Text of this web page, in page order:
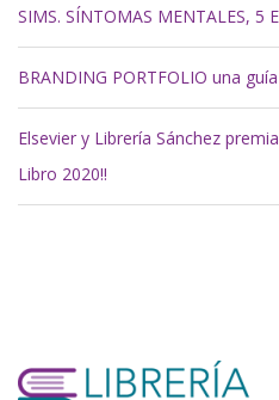
SIMS. SÍNTOMAS MENTALES, 5
BRANDING PORTFOLIO una
Elsevier y Librería Sánchez
Libro 2020!!